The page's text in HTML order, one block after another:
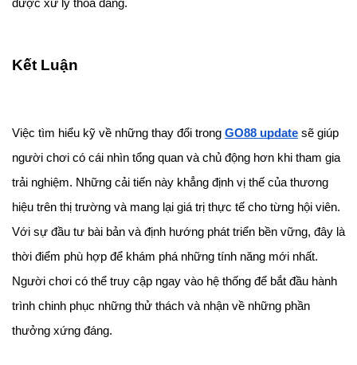
được xử lý thỏa đáng.
Kết Luận
Việc tìm hiểu kỹ về những thay đổi trong GO88 update sẽ giúp
người chơi có cái nhìn tổng quan và chủ động hơn khi tham gia
trải nghiệm. Những cải tiến này khẳng định vị thế của thương
hiệu trên thị trường và mang lại giá trị thực tế cho từng hội viên.
Với sự đầu tư bài bản và định hướng phát triển bền vững, đây là
thời điểm phù hợp để khám phá những tính năng mới nhất.
Người chơi có thể truy cập ngay vào hệ thống để bắt đầu hành
trình chinh phục những thử thách và nhận về những phần
thưởng xứng đáng.